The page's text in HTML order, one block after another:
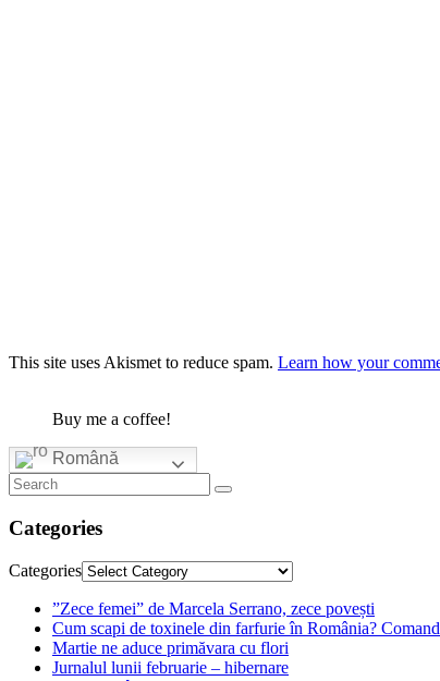
This site uses Akismet to reduce spam. Learn how your
Buy me a coffee!
Română
Categories
Categories
”Zece femei” de Marcela Serrano, zece povești
Cum scapi de toxinele din farfurie în România?
Martie ne aduce primăvara cu flori
Jurnalul lunii februarie – hibernare